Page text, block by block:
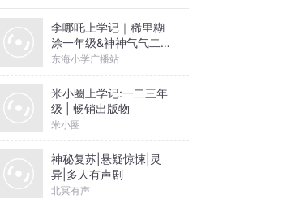
李哪吒上学记｜稀里糊
涂一年级&神神气气二年
级
东海小学广播站
米小圈上学记:一二三年
级 | 畅销出版物
米小圈
神秘复苏|悬疑惊悚|灵
异|多人有声剧
北冥有声